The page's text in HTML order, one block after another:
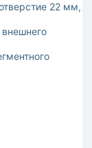
22 мм,